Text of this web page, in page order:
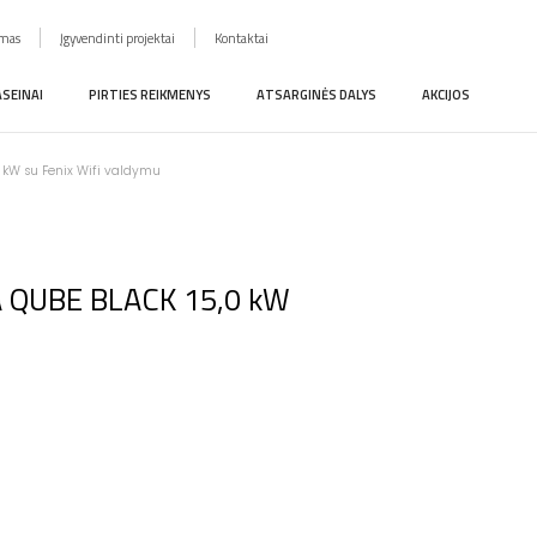
Įgyvendinti projektai Kontaktai
PIRTIES REIKMENYS ATSARGINĖS DALYS AKCIJOS
kW su Fenix Wifi valdymu
BLACK 15,0 kW